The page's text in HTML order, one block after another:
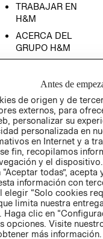
TRABAJAR EN
H&M
ACERCA DEL
GRUPO H&M
RELACIÓN CON
INVERSIONISTAS
POLÍTICA
EMPRESARIAL
Antes de
de origen y de
externos, para
personalizar su
personalizada en
en Internet y a
fin, recopilamos
y el dispositivo.
todas”, acepta
información con
“Solo cookies
limita nuestra
Haga clic en
opciones. Visite
más información.